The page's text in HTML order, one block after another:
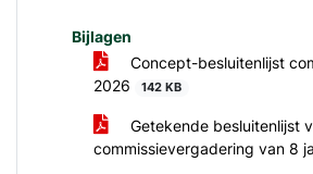
Bijlagen
Concept-besluitenlijst
2026
142 KB
Getekende besluitenlijst
commissievergadering van 8